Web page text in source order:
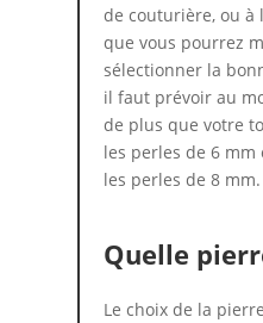
de couturière, ou à
que vous pourrez
sélectionner la
il faut prévoir au
de plus que votre
les perles de 6
les perles de 8 mm.
Quelle
Le choix de la